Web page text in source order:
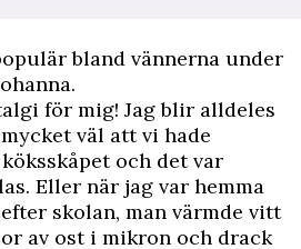
bland vännerna under
för mig! Jag blir alldeles
väl att vi hade
och det var
Eller när jag var hemma
skolan, man värmde vitt
av ost i mikron och drack